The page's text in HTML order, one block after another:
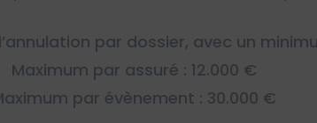
par dossier, avec un
Maximum par assuré : 12.000 €
par évènement : 30.000 €